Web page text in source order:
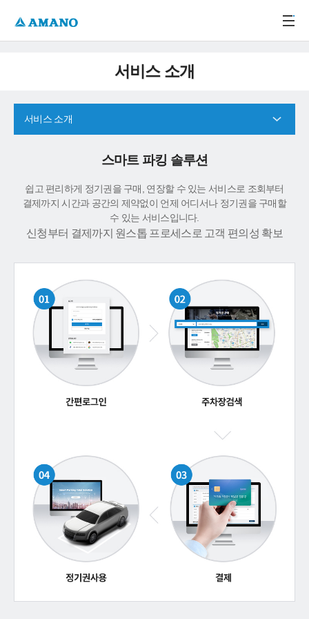
서비스 소개
서비스 소개
스마트 파킹 솔루션
쉽고 편리하게 정기권을 구매, 연장할 수 있는 서비스로 조회부터
결제까지 시간과 공간의 제약없이 언제 어디서나 정기권을 구매할
수 있는 서비스입니다.
신청부터 결제까지 원스톱 프로세스로 고객 편의성 확보